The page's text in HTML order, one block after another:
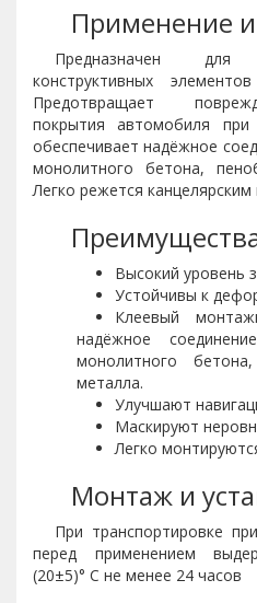
Применение
Предназначен для
конструктивных
Предотвращает
покрытия автомобиля
обеспечивает надёжное
монолитного бетона,
Легко режется
Высокий уровень
Устойчивы к
Клеевый
надёжное
монолитного
металла.
Улучшают
Маскируют
Легко
Монтаж и
При транспортировке
перед применением
(20±5)° С не менее 24 часов